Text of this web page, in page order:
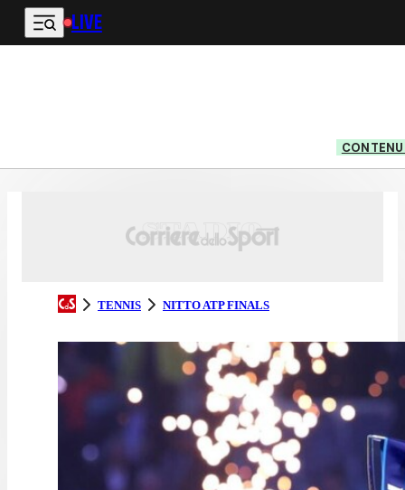
Vai al contenuto principale
LIVE
TENNIS NITTO ATP FINALS